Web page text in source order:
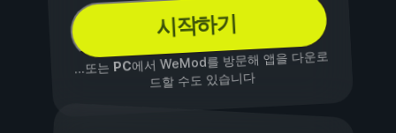
시작하기
...또는PC에서 WeMod를 방문해 앱을 다운로
드할 수도 있습니다